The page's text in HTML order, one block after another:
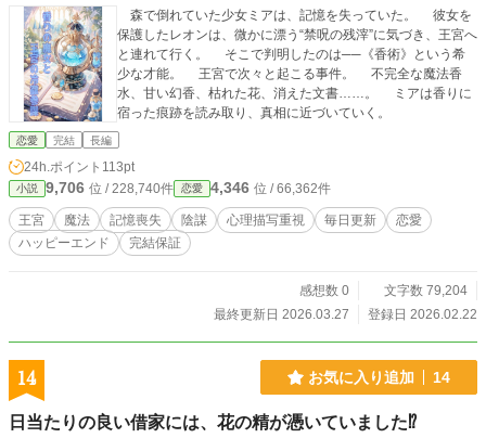
森で倒れていた少女ミアは、記憶を失っていた。 彼女を
保護したレオンは、微かに漂う“禁呪の残滓”に気づき、王宮へ
と連れて行く。 そこで判明したのは──《香術》という希
少な才能。 王宮で次々と起こる事件。 不完全な魔法香
水、甘い幻香、枯れた花、消えた文書……。 ミアは香りに
宿った痕跡を読み取り、真相に近づいていく。
恋愛 完結 長編
24h.ポイント 113pt
小説 9,706 位 / 228,740件 恋愛 4,346 位 / 66,362件
王宮 魔法 記憶喪失 陰謀 心理描写重視 毎日更新
恋愛
ハッピーエンド
完結保証
感想数 0
文字数 79,204
最終更新日 2026.03.27
登録日 2026.02.22
14 お気に入り追加 14
日当たりの良い借家には、花の精が憑いていました⁉︎